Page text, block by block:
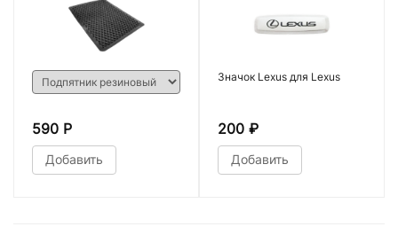
590 Р
Добавить
Значок Lexus для Lexus
200 ₽
Добавить